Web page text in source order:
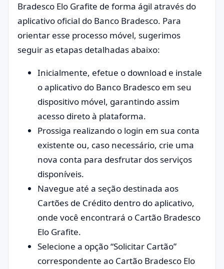
Bradesco Elo Grafite de forma ágil através do
aplicativo oficial do Banco Bradesco. Para
orientar esse processo móvel, sugerimos
seguir as etapas detalhadas abaixo:
Inicialmente, efetue o download e instale
o aplicativo do Banco Bradesco em seu
dispositivo móvel, garantindo assim
acesso direto à plataforma.
Prossiga realizando o login em sua conta
existente ou, caso necessário, crie uma
nova conta para desfrutar dos serviços
disponíveis.
Navegue até a seção destinada aos
Cartões de Crédito dentro do aplicativo,
onde você encontrará o Cartão Bradesco
Elo Grafite.
Selecione a opção “Solicitar Cartão”
correspondente ao Cartão Bradesco Elo